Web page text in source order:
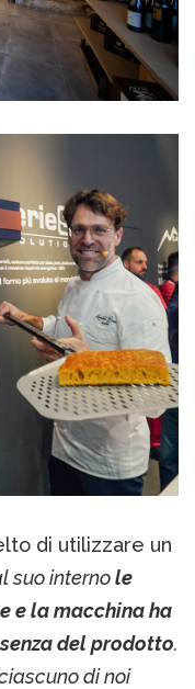
di utilizzare un
suo internole
e la macchina ha
del prodotto.
di noi